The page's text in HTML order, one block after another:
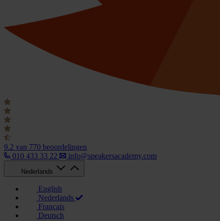
9.2 van 770 beoordelingen
010 433 33 22
info@speakersacademy.com
Nederlands
English
Nederlands
Français
Deutsch